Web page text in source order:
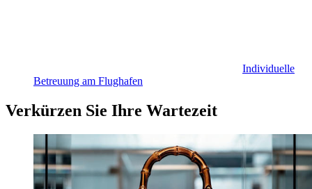
Individuelle
Betreuung am Flughafen
Verkürzen Sie Ihre Wartezeit